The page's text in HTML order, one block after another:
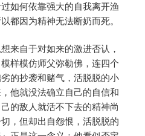
如何依靠强大的自我离开渔
都因为精神无法断奶而死。
来自于对如来的激进否认，
样模仿师父弥勒佛，连四个
的抄袭和赌气，活脱脱的小
他就没法确立自己的自信和
的敌人就活不下去的精神尚
，但却出自怨恨，活脱脱的